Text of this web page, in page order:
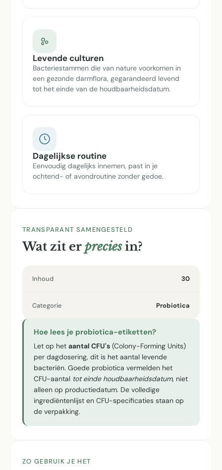
Levende culturen
Bacteriestammen die van nature voorkomen in
een gezonde darmflora, gegarandeerd levend
tot het einde van de houdbaarheidsdatum.
Dagelijkse routine
Eenvoudig dagelijks innemen, past in je
ochtend- of avondroutine zonder gedoe.
TRANSPARANT SAMENGESTELD
Wat zit er preciesin?
Inhoud 30
Categorie Probiotica
Hoe lees je probiotica-etiketten?
Let op het aantal CFU's (Colony-Forming Units)
per dagdosering, dit is het aantal levende
bacteriën. Goede probiotica vermelden het
CFU-aantal tot einde houdbaarheidsdatum, niet
alleen op productiedatum. De volledige
ingrediëntenlijst en CFU-specificaties staan op
de verpakking.
ZO GEBRUIK JE HET